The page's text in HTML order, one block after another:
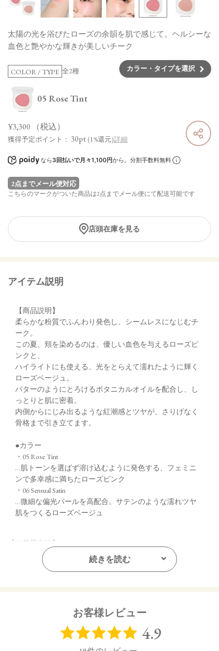
太陽の光を浴びたローズの余韻を肌で感じて。ヘルシーな
血色と艶やかな輝きが美しいチーク
COLOR / TYPE 全2種 カラー・タイプを選択
05 Rose Tint
¥3,300 （税込）
獲得予定ポイント： 30pt (1%還元)詳細
なら 3回払いで月々1,100円から。分割手数料無料
2点までメール便対応
こちらのマークがついた商品は2点までメール便にて配送可能です
店頭在庫を見る
アイテム説明
【商品説明】
柔らかな粉質でふんわり発色し、シームレスになじむチ
ーク。
この夏、頬を染めるのは、優しい血色を与えるローズピ
ンクと、
ハイライトにも使える、光をとらえて濡れたように輝く
ローズベージュ。
バターのようにとろけるボタニカルオイルを配合し、し
っとりと肌に密着。
内側からにじみ出るような紅潮感とツヤが、さりげなく
骨格まで引き立てます。
●カラー
・05 Rose Tint
…肌トーンを選ばず溶け込むように発色する、フェミニ
ンで多幸感に満ちたローズピンク
・06 Sensual Satin
…微細な偏光パールを高配合。サテンのような濡れツヤ
肌をつくるローズベージュ
【ご使用方法】
お手持ちのブラシで適量をとり、頬にぼかします。
続きを読む
お客様レビュー